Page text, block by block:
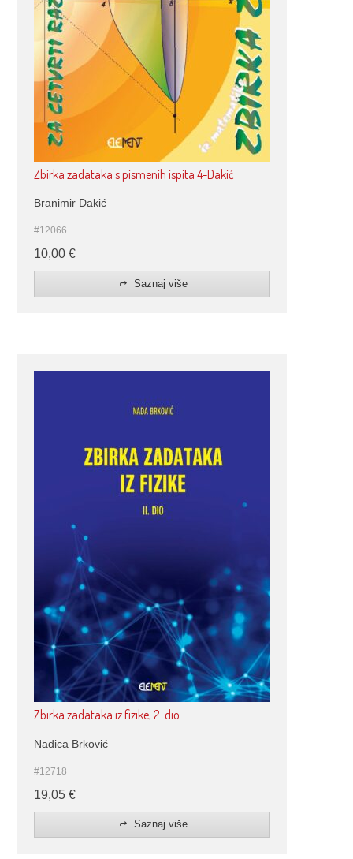
Zbirka zadataka s pismenih ispita 4-Dakić
Branimir Dakić
#12066
10,00 €
Saznaj više
Zbirka zadataka iz fizike, 2. dio
Nadica Brković
#12718
19,05 €
Saznaj više